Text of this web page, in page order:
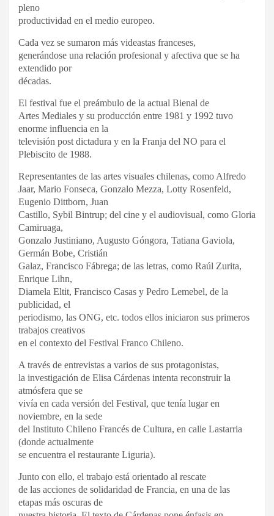
pleno
productividad en el medio europeo.
Cada vez se sumaron más videastas franceses,
generándose una relación profesional y afectiva que se ha
extendido por
décadas.
El festival fue el preámbulo de la actual Bienal de
Artes Mediales y su producción entre 1981 y 1992 tuvo
enorme influencia en la
televisión post dictadura y en la Franja del NO para el
Plebiscito de 1988.
Representantes de las artes visuales chilenas, como Alfredo
Jaar, Mario Fonseca, Gonzalo Mezza, Lotty Rosenfeld,
Eugenio Dittborn, Juan
Castillo, Sybil Bintrup; del cine y el audiovisual, como Gloria
Camiruaga,
Gonzalo Justiniano, Augusto Góngora, Tatiana Gaviola,
Germán Bobe, Cristián
Galaz, Francisco Fábrega; de las letras, como Raúl Zurita,
Enrique Lihn,
Diamela Eltit, Francisco Casas y Pedro Lemebel, de la
publicidad, el
periodismo, las ONG, etc. todos ellos iniciaron sus primeros
trabajos creativos
en el contexto del Festival Franco Chileno.
A través de entrevistas a varios de sus protagonistas,
la investigación de Elisa Cárdenas intenta reconstruir la
atmósfera que se
vivía en cada versión del Festival, que tenía lugar en
noviembre, en la sede
del Instituto Chileno Francés de Cultura, en calle Lastarria
(donde actualmente
se encuentra el restaurante Liguria).
Junto con ello, el trabajo está orientado al rescate
de las acciones de solidaridad de Francia, en una de las
etapas más oscuras de